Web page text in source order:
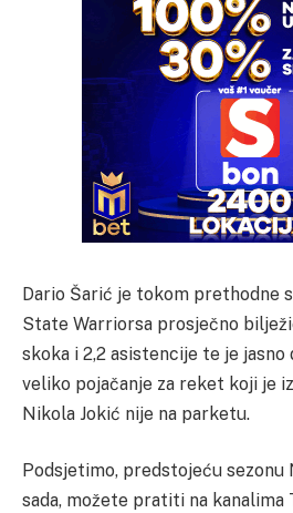
Dario Šarić je tokom prethodne
State Warriorsa prosječno
skoka i 2,2 asistencije te je jasno
veliko pojačanje za reket koji je
Nikola Jokić nije na parketu.
Podsjetimo, predstojeću sezonu
sada, možete pratiti na